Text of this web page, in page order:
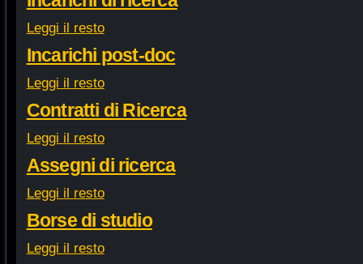
Leggi il resto
Incarichi post-doc
Leggi il resto
Contratti di Ricerca
Leggi il resto
Assegni di ricerca
Leggi il resto
Borse di studio
Leggi il resto